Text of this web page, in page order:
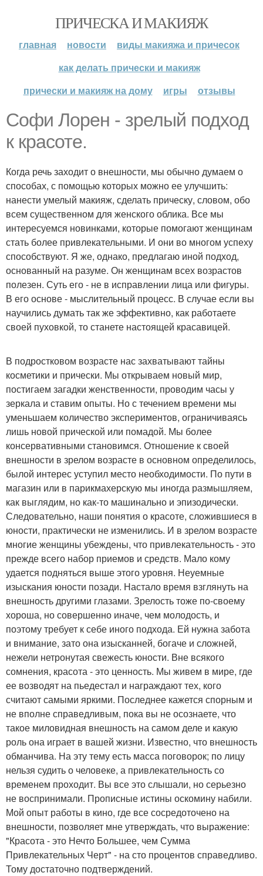
ПРИЧЕСКА И МАКИЯЖ
главная новости
виды макияжа и причесок
как делать прически и макияж
прически и макияж на дому
игры отзывы
Софи Лорен - зрелый подход
к красоте.
Когда речь заходит о внешности, мы обычно думаем о
способах, с помощью которых можно ее улучшить:
нанести умелый макияж, сделать прическу, словом, обо
всем существенном для женского облика. Все мы
интересуемся новинками, которые помогают женщинам
стать более привлекательными. И они во многом успеху
способствуют. Я же, однако, предлагаю иной подход,
основанный на разуме. Он женщинам всех возрастов
полезен. Суть его - не в исправлении лица или фигуры.
В его основе - мыслительный процесс. В случае если вы
научились думать так же эффективно, как работаете
своей пуховкой, то станете настоящей красавицей.
В подростковом возрасте нас захватывают тайны
косметики и прически. Мы открываем новый мир,
постигаем загадки женственности, проводим часы у
зеркала и ставим опыты. Но с течением времени мы
уменьшаем количество экспериментов, ограничиваясь
лишь новой прической или помадой. Мы более
консервативными становимся. Отношение к своей
внешности в зрелом возрасте в основном определилось,
былой интерес уступил место необходимости. По пути в
магазин или в парикмахерскую мы иногда размышляем,
как выглядим, но как-то машинально и эпизодически.
Следовательно, наши понятия о красоте, сложившиеся в
юности, практически не изменились. И в зрелом возрасте
многие женщины убеждены, что привлекательность - это
прежде всего набор приемов и средств. Мало кому
удается подняться выше этого уровня. Неуемные
изыскания юности позади. Настало время взглянуть на
внешность другими глазами. Зрелость тоже по-своему
хороша, но совершенно иначе, чем молодость, и
поэтому требует к себе иного подхода. Ей нужна забота
и внимание, зато она изысканней, богаче и сложней,
нежели нетронутая свежесть юности. Вне всякого
сомнения, красота - это ценность. Мы живем в мире, где
ее возводят на пьедестал и награждают тех, кого
считают самыми яркими. Последнее кажется спорным и
не вполне справедливым, пока вы не осознаете, что
такое миловидная внешность на самом деле и какую
роль она играет в вашей жизни. Известно, что внешность
обманчива. На эту тему есть масса поговорок; по лицу
нельзя судить о человеке, а привлекательность со
временем проходит. Вы все это слышали, но серьезно
не воспринимали. Прописные истины оскомину набили.
Мой опыт работы в кино, где все сосредоточено на
внешности, позволяет мне утверждать, что выражение:
"Красота - это Нечто Большее, чем Сумма
Привлекательных Черт" - на сто процентов справедливо.
Тому достаточно подтверждений.